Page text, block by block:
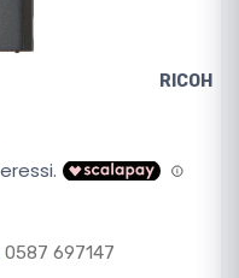
RICOH
0587 697147